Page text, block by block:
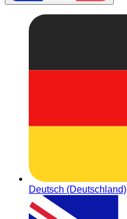
Deutsch (Deutschland)